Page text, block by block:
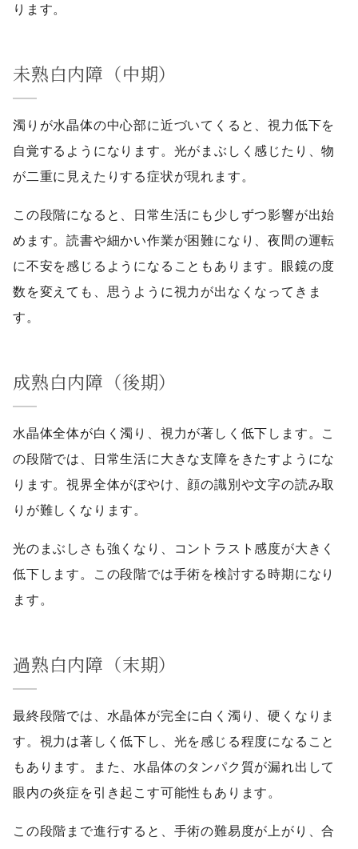
ります。
未熟白内障（中期）
濁りが水晶体の中心部に近づいてくると、視力低下を
自覚するようになります。光がまぶしく感じたり、物
が二重に見えたりする症状が現れます。
この段階になると、日常生活にも少しずつ影響が出始
めます。読書や細かい作業が困難になり、夜間の運転
に不安を感じるようになることもあります。眼鏡の度
数を変えても、思うように視力が出なくなってきま
す。
成熟白内障（後期）
水晶体全体が白く濁り、視力が著しく低下します。こ
の段階では、日常生活に大きな支障をきたすようにな
ります。視界全体がぼやけ、顔の識別や文字の読み取
りが難しくなります。
光のまぶしさも強くなり、コントラスト感度が大きく
低下します。この段階では手術を検討する時期になり
ます。
過熟白内障（末期）
最終段階では、水晶体が完全に白く濁り、硬くなりま
す。視力は著しく低下し、光を感じる程度になること
もあります。また、水晶体のタンパク質が漏れ出して
眼内の炎症を引き起こす可能性もあります。
この段階まで進行すると、手術の難易度が上がり、合